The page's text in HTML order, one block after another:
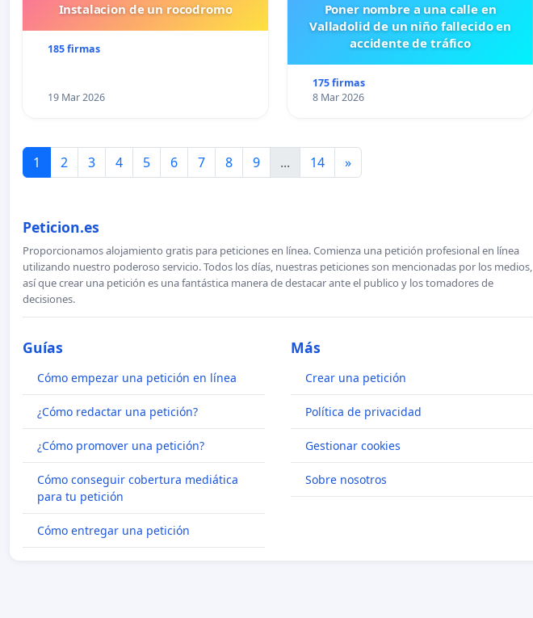
Instalacion de un rocodromo
185 firmas
19 Mar 2026
Poner nombre a una calle en
Valladolid de un niño fallecido en
accidente de tráfico
175 firmas
8 Mar 2026
1 2 3 4 5 6 7 8 9 ... 14 »
Peticion.es
Proporcionamos alojamiento gratis para peticiones en línea. Comienza una petición profesional en línea
utilizando nuestro poderoso servicio. Todos los días, nuestras peticiones son mencionadas por los medios,
así que crear una petición es una fantástica manera de destacar ante el publico y los tomadores de
decisiones.
Guías
Cómo empezar una petición en línea
¿Cómo redactar una petición?
¿Cómo promover una petición?
Cómo conseguir cobertura mediática
para tu petición
Cómo entregar una petición
Más
Crear una petición
Política de privacidad
Gestionar cookies
Sobre nosotros